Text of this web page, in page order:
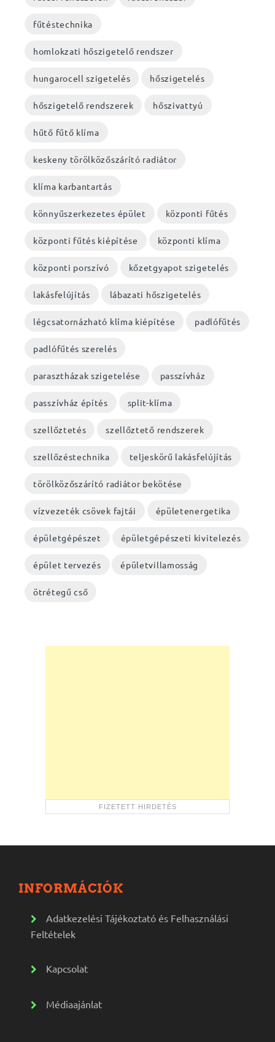
fűtéstechnika
homlokzati hőszigetelő rendszer
hungarocell szigetelés hőszigetelés
hőszigetelő rendszerek hőszivattyú
hűtő fűtő klíma
keskeny törölközőszárító radiátor
klíma karbantartás
könnyűszerkezetes épület központi fűtés
központi fűtés kiépítése központi klíma
központi porszívó kőzetgyapot szigetelés
lakásfelújítás lábazati hőszigetelés
légcsatornázható klíma kiépítése padlófűtés
padlófűtés szerelés
parasztházak szigetelése passzívház
passzívház építés split-klíma
szellőztetés szellőztető rendszerek
szellőzéstechnika teljeskörű lakásfelújítás
törölközőszárító radiátor bekötése
vízvezeték csövek fajtái épületenergetika
épületgépészet épületgépészeti kivitelezés
épület tervezés épületvillamosság
ötrétegű cső
INFORMÁCIÓK
Adatkezelési Tájékoztató és Felhasználási
Feltételek
Kapcsolat
Médiaajánlat